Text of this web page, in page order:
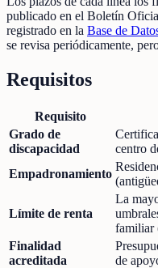
publicado en el Boletín
registrado en la Base de
se revisa periódicamente,
Requisitos
Requisito
Grado de
discapacidad
centro
Empadronamiento
Límite de renta
La
familiar
Finalidad
acreditada
de